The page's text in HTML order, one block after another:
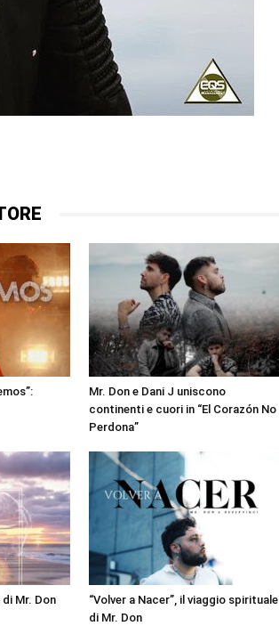
Mr. Don e Dani J uniscono
continenti e cuori in “El Corazón No
Perdona”
di Mr. Don
“Volver a Nacer”, il viaggio spirituale
di Mr. Don